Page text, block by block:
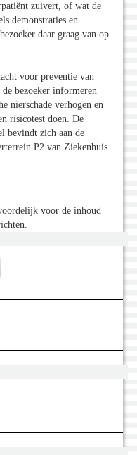
zuivert, of wat de
demonstraties en
daar graag van op
voor preventie van
bezoeker informeren
nierschade verhogen en
risicotest doen. De
bevindt zich aan de
P2 van Ziekenhuis
voor de inhoud